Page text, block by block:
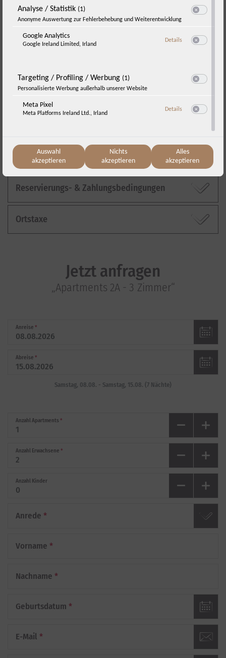
Buchungsinformationen
Reiserücktritts- & Abbruchversicherung
Reservierungs- & Zahlungsbedingungen
Ortstaxe
Jetzt anfragen
„Apartments 2A - 3 Zimmer“
Anreise *
Abreise *
Samstag, 08.08. - Samstag, 15.08. (7 Nächte)
Anzahl Apartments *
Anzahl Erwachsene *
Anzahl Kinder
Anrede *
Vorname *
Nachname *
Geburtsdatum *
E-Mail *
Analyse / Statistik (1)
Anonyme Auswertung zur Fehlerbehebung und Weiterentwicklung
Google Analytics
Google Ireland Limited, Irland
Details zu Google
Targeting / Profiling / Werbung (1)
Personalisierte Werbung außerhalb unserer Website
Meta Pixel
Meta Platforms Ireland Ltd., Irland
Details zu Meta Pixel
Auswahl
akzeptieren
Nichts
akzeptieren
Alles
akzeptieren